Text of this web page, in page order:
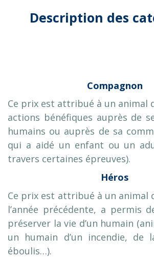
Description des
Compagnon
Ce prix est attribué à un animal
actions bénéfiques auprès de
humains ou auprès de sa
qui a aidé un enfant ou un
travers certaines épreuves).
Héros
Ce prix est attribué à un animal
l’année précédente, a permis
préserver la vie d’un humain
un humain d’un incendie, de
éboulis…).